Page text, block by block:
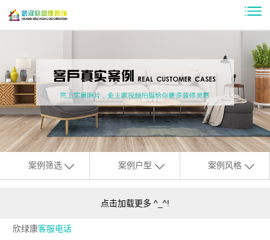
案例筛选 案例户型 案例风格
点击加载更多 ^_^!
欣绿康客服电话